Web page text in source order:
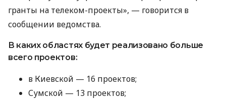
гранты на телеком-проекты», — говорится в
сообщении ведомства.
В каких областях будет реализовано больше
всего проектов:
в Киевской — 16 проектов;
Сумской — 13 проектов;